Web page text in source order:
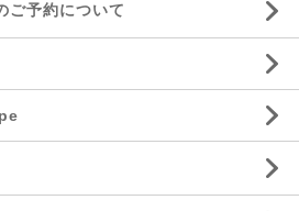
ご予約について